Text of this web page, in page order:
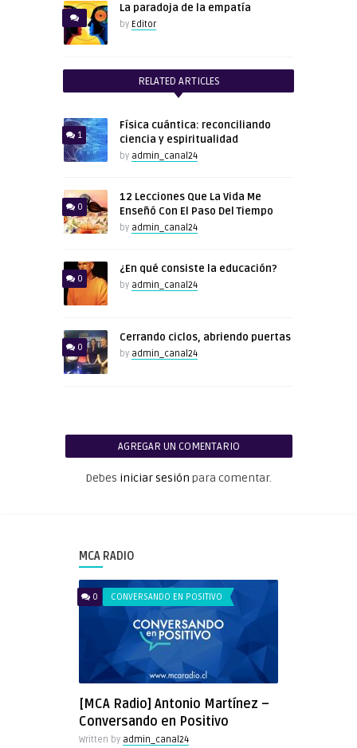
La paradoja de la empatía
by Editor
RELATED ARTICLES
1
Física cuántica: reconciliando
ciencia y espiritualidad
by admin_canal24
0
12 Lecciones Que La Vida Me
Enseñó Con El Paso Del Tiempo
by admin_canal24
0
¿En qué consiste la educación?
by admin_canal24
0
Cerrando ciclos, abriendo puertas
by admin_canal24
AGREGAR UN COMENTARIO
Debes iniciar sesión para comentar.
MCA RADIO
0 CONVERSANDO EN POSITIVO
[MCA Radio] Antonio Martínez –
Conversando en Positivo
Written by admin_canal24